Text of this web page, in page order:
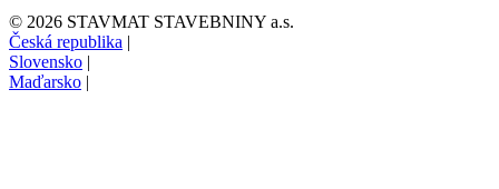
© 2026 STAVMAT STAVEBNINY a.s.
Česká republika |
Slovensko |
Maďarsko |